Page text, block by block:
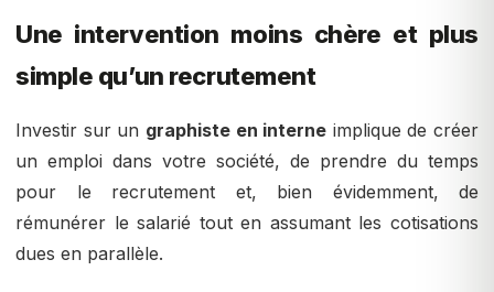
Une intervention moins chère et plus
simple qu’un recrutement
Investir sur un graphiste en interne implique de créer
un emploi dans votre société, de prendre du temps
pour le recrutement et, bien évidemment, de
rémunérer le salarié tout en assumant les cotisations
dues en parallèle.